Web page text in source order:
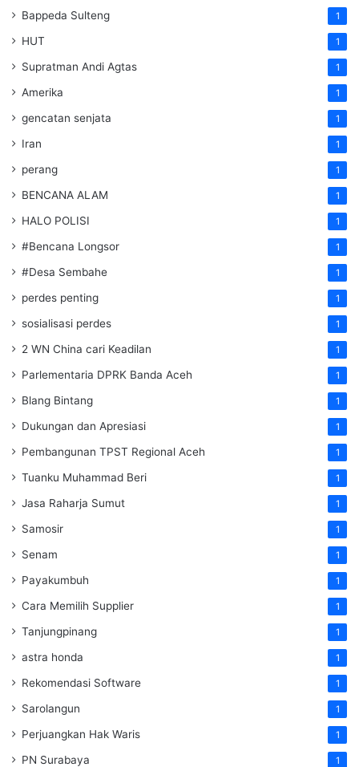
Bappeda Sulteng 1
HUT 1
Supratman Andi Agtas 1
Amerika 1
gencatan senjata 1
Iran 1
perang 1
BENCANA ALAM 1
HALO POLISI 1
#Bencana Longsor 1
#Desa Sembahe 1
perdes penting 1
sosialisasi perdes 1
2 WN China cari Keadilan 1
Parlementaria DPRK Banda Aceh 1
Blang Bintang 1
Dukungan dan Apresiasi 1
Pembangunan TPST Regional Aceh 1
Tuanku Muhammad Beri 1
Jasa Raharja Sumut 1
Samosir 1
Senam 1
Payakumbuh 1
Cara Memilih Supplier 1
Tanjungpinang 1
astra honda 1
Rekomendasi Software 1
Sarolangun 1
Perjuangkan Hak Waris 1
PN Surabaya 1